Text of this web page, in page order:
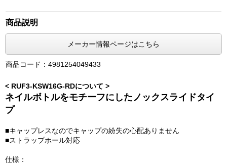
商品説明
メーカー情報ページはこちら
商品コード：4981254049433
< RUF3-KSW16G-RDについて >
ネイルボトルをモチーフにしたノックスライドタイ
プ
■キャップレスなのでキャップの紛失の心配ありません
■ストラップホール対応
仕様：